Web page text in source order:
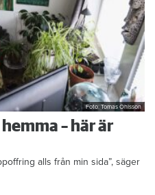
Foto: Tomas Ohlsson
– här är
alls från min sida”, säger